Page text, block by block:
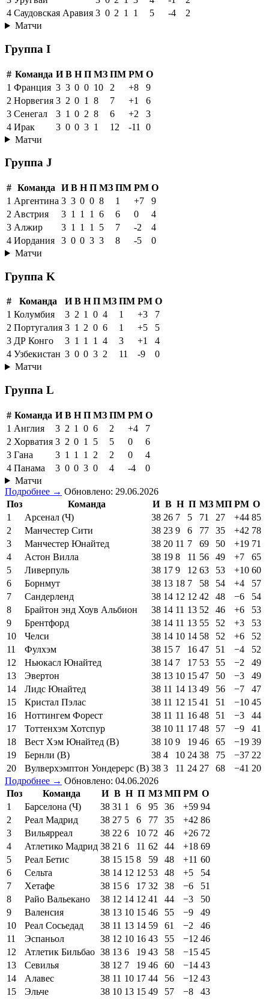
4 Саудовская Аравия 3 0 2 1 1 5 -4
2
Матчи
Группа I
# Команда И В Н П МЗ ПМ РМ О
1 Франция 3 3 0 0 10 2 +8
9
2 Норвегия 3 2 0 1 8 7 +1
6
3 Сенегал 3 1 0 2 8 6 +2
3
4 Ирак 3 0 0 3 1 12 -11
0
Матчи
Группа J
# Команда И В Н П МЗ ПМ РМ О
1 Аргентина 3 3 0 0 8 1 +7
9
2 Австрия 3 1 1 1 6 6 0
4
3 Алжир 3 1 1 1 5 7 -2
4
4 Иордания 3 0 0 3 3 8 -5
0
Матчи
Группа K
# Команда И В Н П МЗ ПМ РМ О
1 Колумбия 3 2 1 0 4 1 +3
7
2 Португалия 3 1 2 0 6 1 +5
5
3 ДР Конго 3 1 1 1 4 3 +1
4
4 Узбекистан 3 0 0 3 2 11 -9
0
Матчи
Группа L
# Команда И В Н П МЗ ПМ РМ О
1 Англия 3 2 1 0 6 2 +4
7
2 Хорватия 3 2 0 1 5 5 0
6
3 Гана 3 1 1 1 2 2 0
4
4 Панама 3 0 0 3 0 4 -4
0
Матчи
Подробнее → Обновлено: 29.06.2026
Поз
Команда И В Н П МЗ МП РМ О
1
Арсенал (Ч) 38 26 7 5 71 27 +44 85
2
Манчестер Сити 38 23 9 6 77 35 +42 78
3
Манчестер Юнайтед 38 20 11 7 69 50 +19 71
4
Астон Вилла 38 19 8 11 56 49 +7
65
5
Ливерпуль 38 17 9 12 63 53 +10 60
6
Борнмут 38 13 18 7 58 54 +4
57
7
Сандерленд 38 14 12 12 42 48 −6
54
8
Брайтон энд Хоув Альбион 38 14 11 13 52 46 +6
53
9
Брентфорд 38 14 11 13 55 52 +3
53
10
Челси 38 14 10 14 58 52 +6
52
11
Фулхэм 38 15 7 16 47 51 −4
52
12
Ньюкасл Юнайтед 38 14 7 17 53 55 −2
49
13
Эвертон 38 13 10 15 47 50 −3
49
14
Лидс Юнайтед 38 11 14 13 49 56 −7
47
15
Кристал Пэлас 38 11 12 15 41 51 −10 45
16
Ноттингем Форест 38 11 11 16 48 51 −3
44
17
Тоттенхэм Хотспур 38 10 11 17 48 57 −9
41
18
Вест Хэм Юнайтед (В) 38 10 9 19 46 65 −19 39
19
Бернли (В) 38 4 10 24 38 75 −37 22
20
Вулверхэмптон Уондерерс (В) 38 3 11 24 27 68 −41 20
Подробнее → Обновлено: 04.06.2026
Поз
Команда И В Н П МЗ МП РМ О
1
Барселона (Ч) 38 31 1 6 95 36 +59 94
2
Реал Мадрид 38 27 5 6 77 35 +42 86
3
Вильярреал 38 22 6 10 72 46 +26 72
4
Атлетико Мадрид 38 21 6 11 62 44 +18 69
5
Реал Бетис 38 15 15 8 59 48 +11 60
6
Сельта 38 14 12 12 53 48 +5
54
7
Хетафе 38 15 6 17 32 38 −6
51
8
Райо Вальекано 38 12 14 12 41 44 −3
50
9
Валенсия 38 13 10 15 46 55 −9
49
10
Реал Сосьедад 38 11 13 14 59 61 −2
46
11
Эспаньол 38 12 10 16 43 55 −12 46
12
Атлетик Бильбао 38 13 6 19 43 58 −15 45
13
Севилья 38 12 7 19 46 60 −14 43
14
Алавес 38 11 10 17 44 56 −12 43
15
Эльче 38 10 13 15 49 57 −8 43